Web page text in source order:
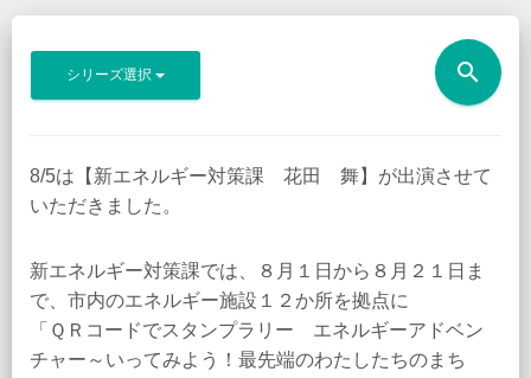
シリーズ選択 search
8/5は【新エネルギー対策課 花田 舞】が出演させて
いただきました。
新エネルギー対策課では、８月１日から８月２１日ま
で、市内のエネルギー施設１２か所を拠点に
「ＱＲコードでスタンプラリー エネルギーアドベン
チャー～いってみよう！最先端のわたしたちのまち